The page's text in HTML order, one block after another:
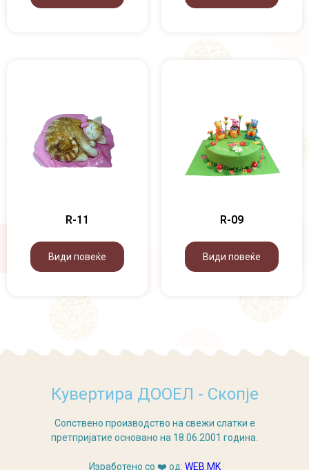
R-11
Види повеќе
R-09
Види повеќе
Кувертира ДООЕЛ - Скопје
Сопствено производство на свежи слатки е
претпријатие основано на 18.06.2001 година.
Изработено со ❤️ од: WEB.MK